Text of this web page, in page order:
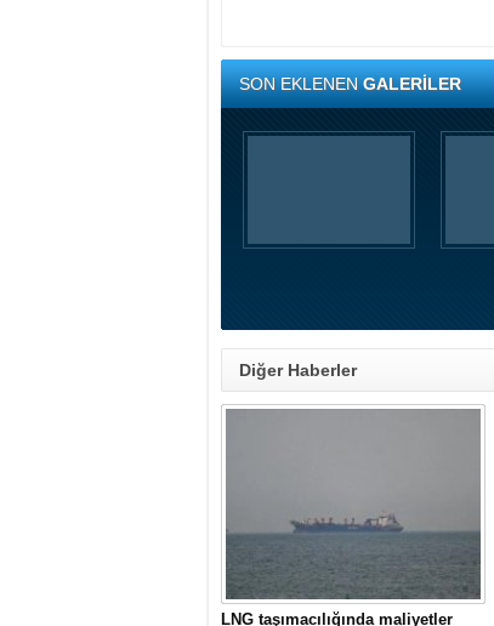
SON EKLENENGALERİLER
Diğer Haberler
LNG taşımacılığında maliyetler